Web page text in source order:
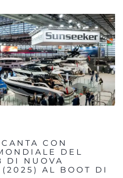
CON
DEL
DI NUOVA
(2025) AL BOOT DI